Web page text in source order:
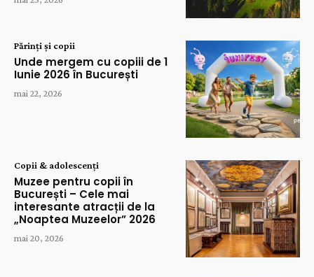
Părinți și copii
Unde mergem cu copiii de 1
Iunie 2026 în București
mai 22, 2026
Copii & adolescenți
Muzee pentru copii în
București – Cele mai
interesante atracții de la
„Noaptea Muzeelor” 2026
mai 20, 2026